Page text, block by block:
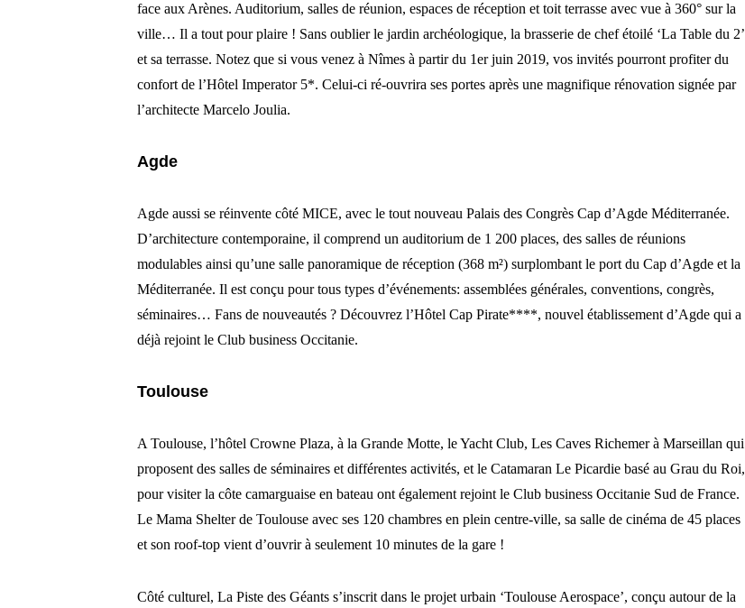
face aux Arènes. Auditorium, salles de réunion, espaces de réception et toit terrasse avec vue à 360° sur la
ville… Il a tout pour plaire ! Sans oublier le jardin archéologique, la brasserie de chef étoilé ‘La Table du 2’
et sa terrasse. Notez que si vous venez à Nîmes à partir du 1er juin 2019, vos invités pourront profiter du
confort de l’Hôtel Imperator 5*. Celui-ci ré-ouvrira ses portes après une magnifique rénovation signée par
l’architecte Marcelo Joulia.
Agde
Agde aussi se réinvente côté MICE, avec le tout nouveau Palais des Congrès Cap d’Agde Méditerranée.
D’architecture contemporaine, il comprend un auditorium de 1 200 places, des salles de réunions
modulables ainsi qu’une salle panoramique de réception (368 m²) surplombant le port du Cap d’Agde et la
Méditerranée. Il est conçu pour tous types d’événements: assemblées générales, conventions, congrès,
séminaires… Fans de nouveautés ? Découvrez l’Hôtel Cap Pirate****, nouvel établissement d’Agde qui a
déjà rejoint le Club business Occitanie.
Toulouse
A Toulouse, l’hôtel Crowne Plaza, à la Grande Motte, le Yacht Club, Les Caves Richemer à Marseillan qui
proposent des salles de séminaires et différentes activités, et le Catamaran Le Picardie basé au Grau du Roi,
pour visiter la côte camarguaise en bateau ont également rejoint le Club business Occitanie Sud de France.
Le Mama Shelter de Toulouse avec ses 120 chambres en plein centre-ville, sa salle de cinéma de 45 places
et son roof-top vient d’ouvrir à seulement 10 minutes de la gare !
Côté culturel, La Piste des Géants s’inscrit dans le projet urbain ‘Toulouse Aerospace’, conçu autour de la